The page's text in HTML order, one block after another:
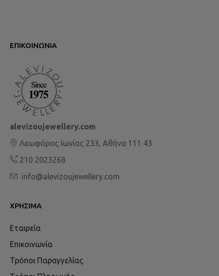
ΕΠΙΚΟΙΝΩΝΊΑ
alevizoujewellery.com
Λεωφόρος Ιωνίας 233, Αθήνα 111 43
210 2023268
info@alevizoujewellery.com
ΧΡΉΣΙΜΑ
Εταιρεία
Επικοινωνία
Τρόποι Παραγγελίας